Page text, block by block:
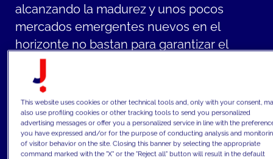
alcanzando la madurez y unos pocos
mercados emergentes nuevos en el
horizonte no bastan para garantizar el
mismo crecimiento que llevaba
experimentando el sector en las dos
últimas décadas.
En este panorama competitivo, las marcas
de moda y lujo están priorizando el
This website uses cookies or other technical tools and, only with your consent,
also use profiling cookies or other tracking tools to send you personalized
advertising messages or offer you a personalized service in line with the
you have expressed and/or for the purpose of conducting analysis and
of visitor behavior on the site. Closing this banner by selecting the appropriate
command marked with the "X" or the "Reject all" button will result in the default